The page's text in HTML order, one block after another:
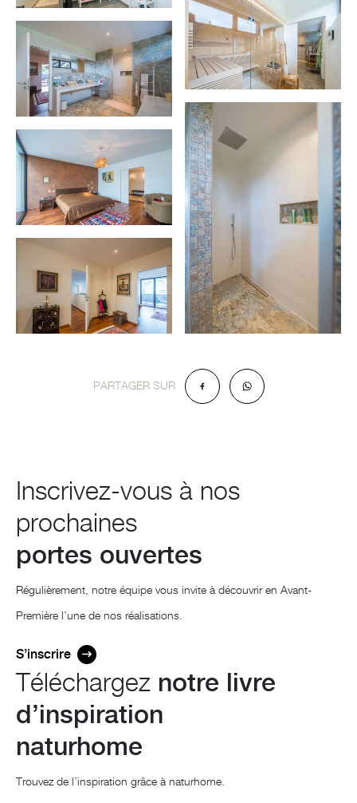
PARTAGER SUR
Inscrivez-vous à nos
prochaines
portes ouvertes
Régulièrement, notre équipe vous invite à découvrir en Avant-
Première l’une de nos réalisations.
S’inscrire
Téléchargez notre livre
d’inspiration
naturhome
Trouvez de l’inspiration grâce à naturhome.